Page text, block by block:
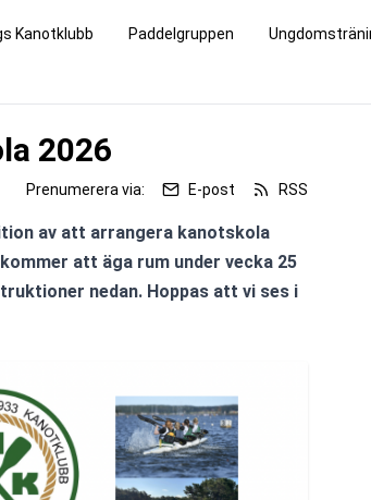
Kanotklubb Paddelgruppen
2026
Prenumerera via: E-post RSS
av att arrangera kanotskola
att äga rum under vecka 25
nedan. Hoppas att vi ses i